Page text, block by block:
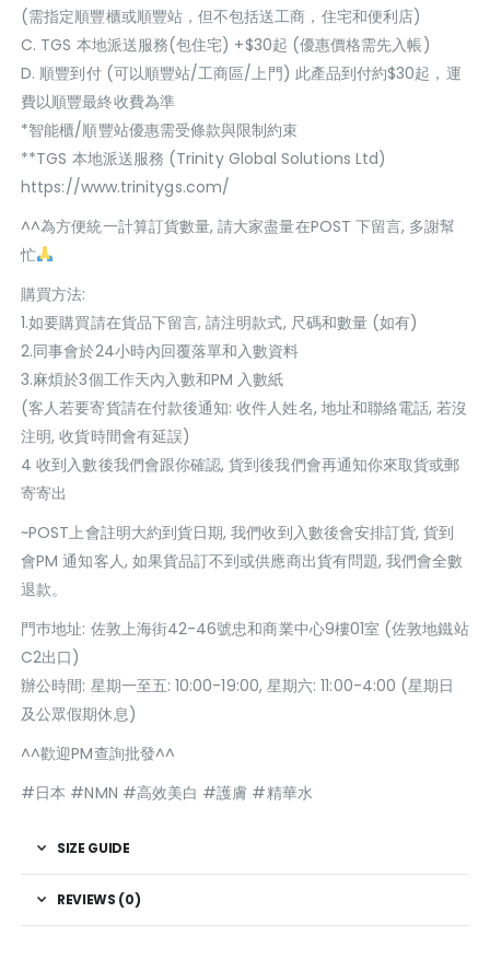
(需指定順豐櫃或順豐站，但不包括送工商，住宅和便利店)
C. TGS 本地派送服務(包住宅) +$30起 (優惠價格需先入帳)
D. 順豐到付 (可以順豐站/工商區/上門) 此產品到付約$30起，運
費以順豐最終收費為準
*智能櫃/順豐站優惠需受條款與限制約束
**TGS 本地派送服務 (Trinity Global Solutions Ltd)
https://www.trinitygs.com/
^^為方便統一計算訂貨數量, 請大家盡量在POST 下留言, 多謝幫
忙
購買方法:
1.如要購買請在貨品下留言, 請注明款式, 尺碼和數量 (如有)
2.同事會於24小時內回覆落單和入數資料
3.麻煩於3個工作天內入數和PM 入數紙
(客人若要寄貨請在付款後通知: 收件人姓名, 地址和聯絡電話, 若沒
注明, 收貨時間會有延誤)
4 收到入數後我們會跟你確認, 貨到後我們會再通知你來取貨或郵
寄寄出
~POST上會註明大約到貨日期, 我們收到入數後會安排訂貨, 貨到
會PM 通知客人, 如果貨品訂不到或供應商出貨有問題, 我們會全數
退款。
門巿地址: 佐敦上海街42-46號忠和商業中心9樓01室 (佐敦地鐵站
C2出口)
辦公時間: 星期一至五: 10:00-19:00, 星期六: 11:00-4:00 (星期日
及公眾假期休息)
^^歡迎PM查詢批發^^
#日本 #NMN #高效美白 #護膚 #精華水
SIZE GUIDE
REVIEWS (0)